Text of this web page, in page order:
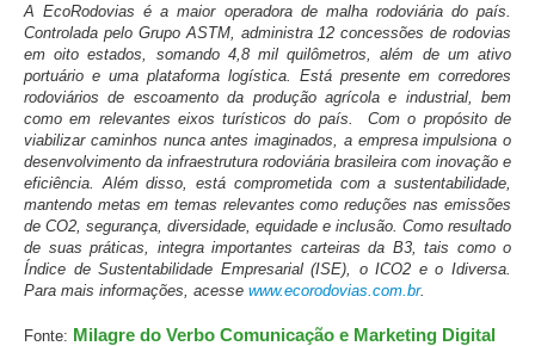
A EcoRodovias é a maior operadora de malha rodoviária do país.
Controlada pelo Grupo ASTM, administra 12 concessões de rodovias
em oito estados, somando 4,8 mil quilômetros, além de um ativo
portuário e uma plataforma logística. Está presente em corredores
rodoviários de escoamento da produção agrícola e industrial, bem
como em relevantes eixos turísticos do país. Com o propósito de
viabilizar caminhos nunca antes imaginados, a empresa impulsiona o
desenvolvimento da infraestrutura rodoviária brasileira com inovação e
eficiência. Além disso, está comprometida com a sustentabilidade,
mantendo metas em temas relevantes como reduções nas emissões
de CO2, segurança, diversidade, equidade e inclusão. Como resultado
de suas práticas, integra importantes carteiras da B3, tais como o
Índice de Sustentabilidade Empresarial (ISE), o ICO2 e o Idiversa.
Para mais informações, acesse www.ecorodovias.com.br.
Fonte: Milagre do Verbo Comunicação e Marketing Digital